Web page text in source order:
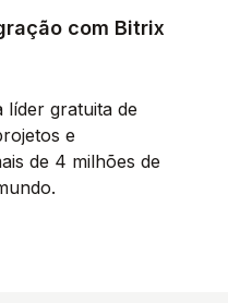
com Bitrix
líder gratuita de
e
de 4 milhões de